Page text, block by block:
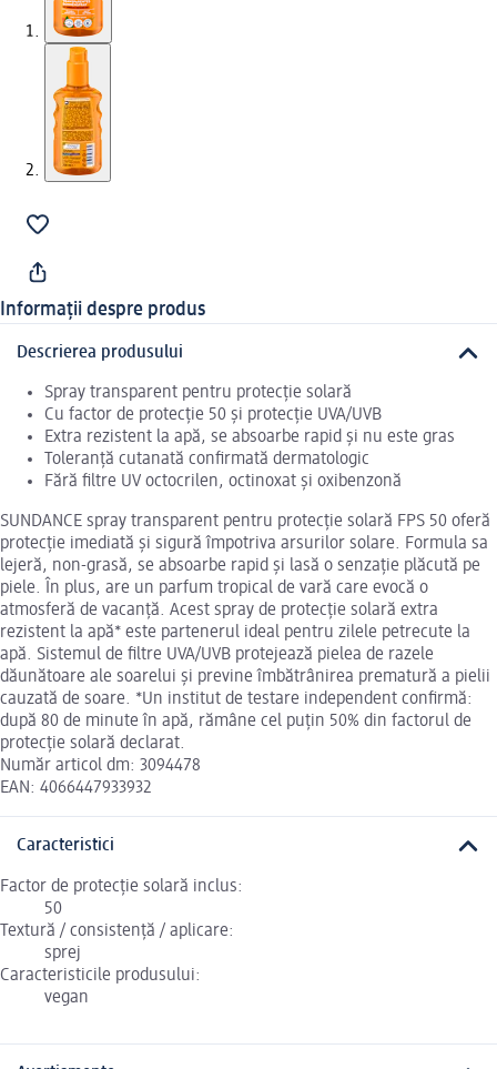
Informații despre produs
Descrierea produsului
Spray transparent pentru protecție solară
Cu factor de protecție 50 și protecție UVA/UVB
Extra rezistent la apă, se absoarbe rapid și nu este gras
Toleranță cutanată confirmată dermatologic
Fără filtre UV octocrilen, octinoxat și oxibenzonă
SUNDANCE spray transparent pentru protecție solară FPS 50 oferă
protecție imediată și sigură împotriva arsurilor solare. Formula sa
lejeră, non-grasă, se absoarbe rapid și lasă o senzație plăcută pe
piele. În plus, are un parfum tropical de vară care evocă o
atmosferă de vacanță. Acest spray de protecție solară extra
rezistent la apă* este partenerul ideal pentru zilele petrecute la
apă. Sistemul de filtre UVA/UVB protejează pielea de razele
dăunătoare ale soarelui și previne îmbătrânirea prematură a pielii
cauzată de soare. *Un institut de testare independent confirmă:
după 80 de minute în apă, rămâne cel puțin 50% din factorul de
protecție solară declarat.
Număr articol dm: 3094478
EAN: 4066447933932
Caracteristici
Factor de protecție solară inclus:
50
Textură / consistență / aplicare:
sprej
Caracteristicile produsului:
vegan